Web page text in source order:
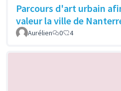
Parcours d'art urbain
valeur la ville de
Aurélien 0 4